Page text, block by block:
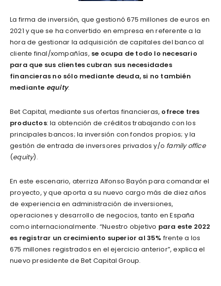
La firma de inversión, que gestionó 675 millones de euros en
2021 y que se ha convertido en empresa en referente a la
hora de gestionar la adquisición de capitales del banco al
cliente final/xompañías, se ocupa de todo lo necesario
para que sus clientes cubran sus necesidades
financieras no sólo mediante deuda, si no también
mediante equity.
Bet Capital, mediante sus ofertas financieras, ofrece tres
productos: la obtención de créditos trabajando con los
principales bancos; la inversión con fondos propios; y la
gestión de entrada de inversores privados y/o family office
(equity).
En este escenario, aterriza Alfonso Bayón para comandar el
proyecto, y que aporta a su nuevo cargo más de diez años
de experiencia en administración de inversiones,
operaciones y desarrollo de negocios, tanto en España
como internacionalmente. “Nuestro objetivo para este 2022
es registrar un crecimiento superior al 35% frente a los
675 millones registrados en el ejercicio anterior”, explica el
nuevo presidente de Bet Capital Group.